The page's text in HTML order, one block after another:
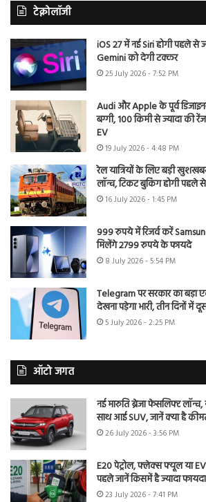
टेक्नोलॉजी
iOS 27 में नई Siri होगी पहले से
Gemini को देगी टक्कर
25 July 2026 - 7:52 PM
Audi और Apple के पूर्व
बग्गी, 100 किमी से ज्यादा
EV
19 July 2026 - 4:48 PM
रेल यात्रियों के लिए बड़ी
लॉन्च, टिकट बुकिंग होगी
16 July 2026 - 1:45 PM
999 रुपये में रिजर्व करें
मिलेंगे 2799 रुपये के फायदे
8 July 2026 - 5:54 PM
Telegram पर सरकार का बड़ा
देखना पड़ेगा भारी, तीन दिनों में
5 July 2026 - 2:25 PM
ऑटो जगत
नई मारुति ब्रेजा फेसलिफ्ट
साथ आई SUV, जानें क्या है
26 July 2026 - 3:56 PM
E20 पेट्रोल, फ्लेक्स फ्यूल या
पहले जानें किसमें है ज्यादा फायदा
23 July 2026 - 7:41 PM